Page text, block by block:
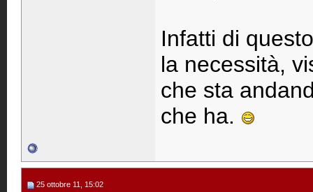
Infatti di
la necessità,
che sta
che ha.
25 ottobre 11, 15:02